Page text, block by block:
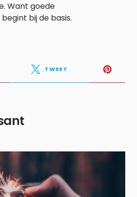
Want goede
bij de basis.
TWEET